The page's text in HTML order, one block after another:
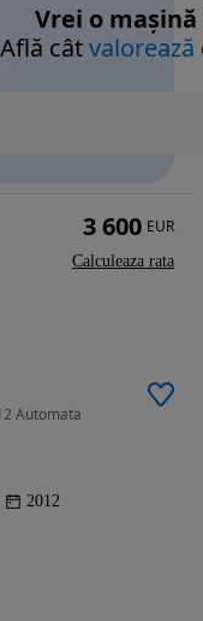
Vrei o mașină
Află câtvalorează
Automata
2012
3 600 EUR
Calculeaza rata